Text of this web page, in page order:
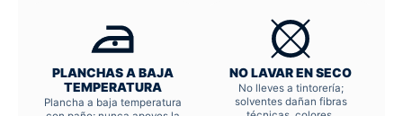
PLANCHAS A BAJA
TEMPERATURA
Plancha a baja temperatura
NO LAVAR EN SECO
No lleves a tintorería;
solventes dañan fibras